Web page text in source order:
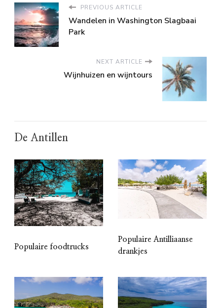
PREVIOUS ARTICLE
Wandelen in Washington Slagbaai
Park
NEXT ARTICLE
Wijnhuizen en wijntours
De Antillen
Populaire foodtrucks
Populaire Antilliaanse
drankjes